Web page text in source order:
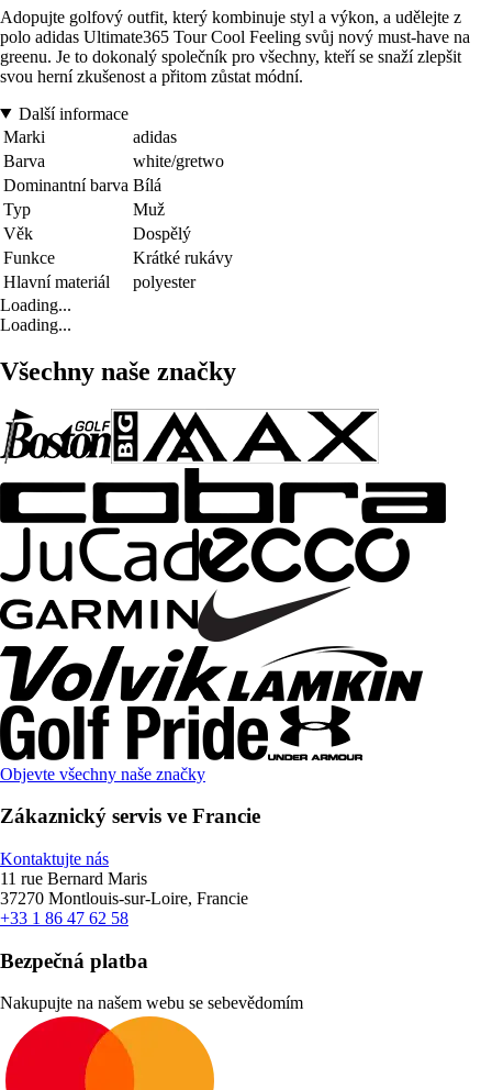
Adopujte golfový outfit, který kombinuje styl a výkon, a udělejte z
polo adidas Ultimate365 Tour Cool Feeling svůj nový must-have na
greenu. Je to dokonalý společník pro všechny, kteří se snaží zlepšit
svou herní zkušenost a přitom zůstat módní.
Další informace
Marki
adidas
Barva
white/gretwo
Dominantní barva Bílá
Typ
Muž
Věk
Dospělý
Funkce
Krátké rukávy
Hlavní materiál
polyester
Loading...
Loading...
Všechny naše značky
Objevte všechny naše značky
Zákaznický servis ve Francie
Kontaktujte nás
11 rue Bernard Maris
37270 Montlouis-sur-Loire, Francie
+33 1 86 47 62 58
Bezpečná platba
Nakupujte na našem webu se sebevědomím